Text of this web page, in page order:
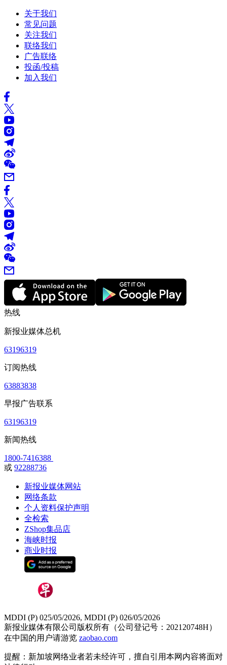
关于我们
常见问题
关注我们
联络我们
广告联络
投函/投稿
加入我们
热线
新报业媒体总机
63196319
订阅热线
63883838
早报广告联系
63196319
新闻热线
1800-7416388
或 92288736
新报业媒体网站
网络条款
个人资料保护声明
全检索
ZShop集品店
海峡时报
商业时报
MDDI (P) 025/05/2026, MDDI (P) 026/05/2026
新报业媒体有限公司版权所有（公司登记号：202120748H）
在中国的用户请游览 zaobao.com
提醒：新加坡网络业者若未经许可，擅自引用本网内容将面对